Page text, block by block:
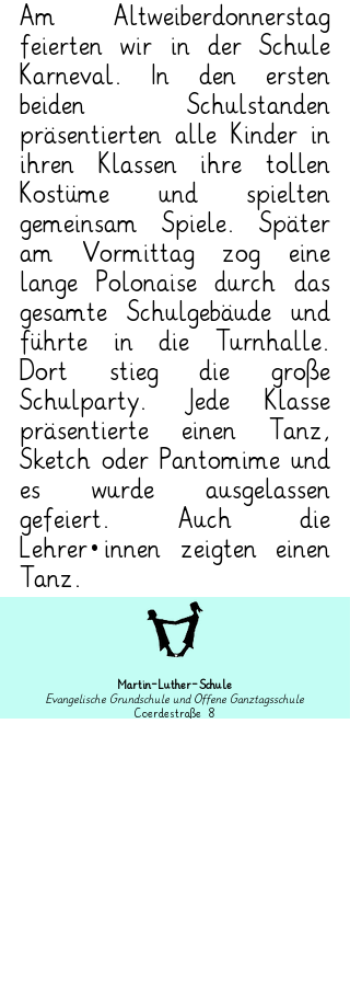
Am Altweiberdonnerstag
feierten wir in der Schule
Karneval. In den ersten
beiden Schulstanden
präsentierten alle Kinder in
ihren Klassen ihre tollen
Kostüme und spielten
gemeinsam Spiele. Später
am Vormittag zog eine
lange Polonaise durch das
gesamte Schulgebäude und
führte in die Turnhalle.
Dort stieg die große
Schulparty. Jede Klasse
präsentierte einen Tanz,
Sketch oder Pantomime und
es wurde ausgelassen
gefeiert. Auch die
Lehrer*innen zeigten einen
Tanz.
Martin-Luther-Schule
Evangelische Grundschule und Offene Ganztagsschule
Coerdestraße 8